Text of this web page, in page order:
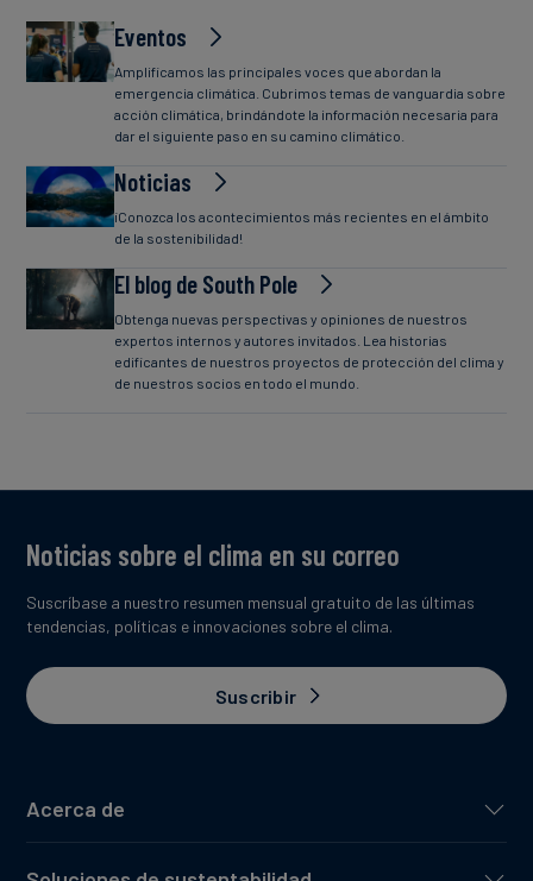
Eventos
Amplificamos las principales voces que abordan la
emergencia climática. Cubrimos temas de vanguardia sobre
acción climática, brindándote la información necesaria para
dar el siguiente paso en su camino climático.
Noticias
¡Conozca los acontecimientos más recientes en el ámbito
de la sostenibilidad!
El blog de South Pole
Obtenga nuevas perspectivas y opiniones de nuestros
expertos internos y autores invitados. Lea historias
edificantes de nuestros proyectos de protección del clima y
de nuestros socios en todo el mundo.
Acerca de
Noticias sobre el clima en su correo
Suscríbase a nuestro resumen mensual gratuito de las últimas
tendencias, políticas e innovaciones sobre el clima.
Suscribir